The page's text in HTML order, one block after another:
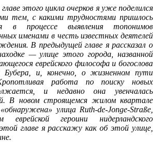
этого цикла очерков я уже поделился
тем, с какими трудностями пришлось
в процессе выявления топонимов
именами в честь известных деятелей
В предыдущей главе я рассказал о
— улице этого города, названной
еврейского философа и богослова
и, конечно, о жизненном пути
работа по поиску новых
и недавно она увенчалась
В новом строящемся жилом квартале
улица Ruth-de-Jonge-Straße,
еврейской героини нидерландского
главе я расскажу как об этой улице,